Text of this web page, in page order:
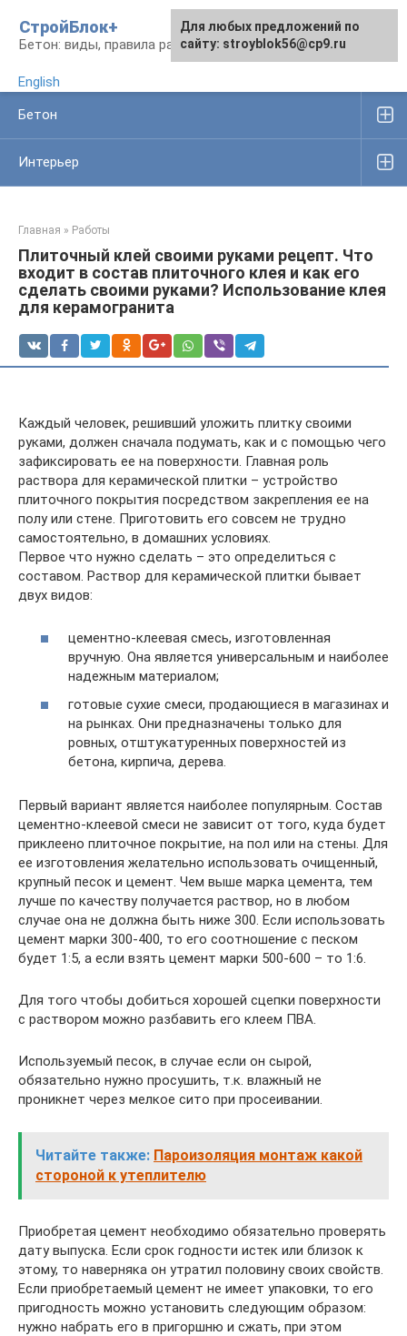
контенту
СтройБлок+
Бетон: виды, правила работы, изделия
English
Бетон
Интерьер
Главная » Работы
Плиточный клей своими руками рецепт. Что
входит в состав плиточного клея и как его
сделать своими руками? Использование клея
для керамогранита
Каждый человек, решивший уложить плитку своими
руками, должен сначала подумать, как и с помощью чего
зафиксировать ее на поверхности. Главная роль
раствора для керамической плитки – устройство
плиточного покрытия посредством закрепления ее на
полу или стене. Приготовить его совсем не трудно
самостоятельно, в домашних условиях.
Первое что нужно сделать – это определиться с
составом. Раствор для керамической плитки бывает
двух видов:
цементно-клеевая смесь, изготовленная
вручную. Она является универсальным и наиболее
надежным материалом;
готовые сухие смеси, продающиеся в магазинах и
на рынках. Они предназначены только для
ровных, отштукатуренных поверхностей из
бетона, кирпича, дерева.
Первый вариант является наиболее популярным. Состав
цементно-клеевой смеси не зависит от того, куда будет
приклеено плиточное покрытие, на пол или на стены. Для
ее изготовления желательно использовать очищенный,
крупный песок и цемент. Чем выше марка цемента, тем
лучше по качеству получается раствор, но в любом
случае она не должна быть ниже 300. Если использовать
цемент марки 300-400, то его соотношение с песком
будет 1:5, а если взять цемент марки 500-600 – то 1:6.
Для того чтобы добиться хорошей сцепки поверхности
с раствором можно разбавить его клеем ПВА.
Используемый песок, в случае если он сырой,
обязательно нужно просушить, т.к. влажный не
проникнет через мелкое сито при просеивании.
Читайте также: Пароизоляция монтаж какой
стороной к утеплителю
Приобретая цемент необходимо обязательно проверять
дату выпуска. Если срок годности истек или близок к
этому, то наверняка он утратил половину своих свойств.
Если приобретаемый цемент не имеет упаковки, то его
пригодность можно установить следующим образом:
нужно набрать его в пригоршню и сжать, при этом
Для любых предложений по
сайту: stroyblok56@cp9.ru
Для любых предложений по
сайту: stroyblok56@cp9.ru